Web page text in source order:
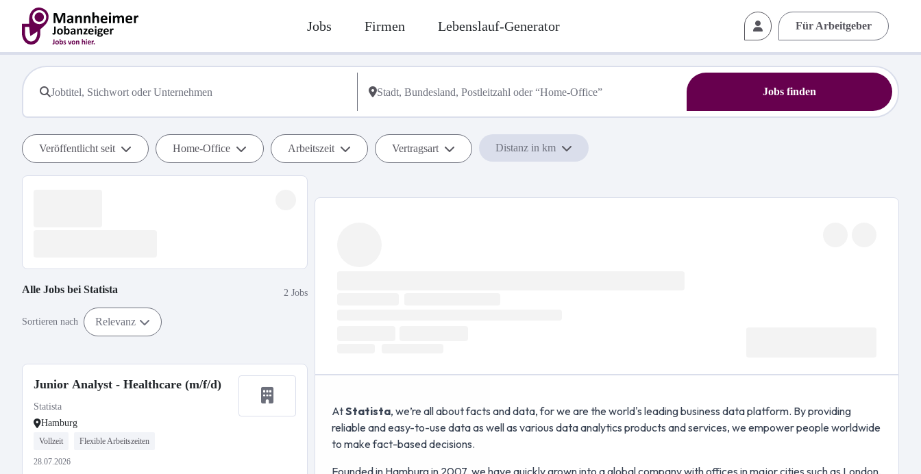
Jobs Firmen Lebenslauf-Generator Für Arbeitgeber
Jobs finden
Veröffentlicht seit Home-Office Arbeitszeit Vertragsart Distanz in km
Alle Jobs bei Statista 2 Jobs
Sortieren nach Relevanz
Junior Analyst - Healthcare (m/f/d)
Statista
Hamburg
Vollzeit Flexible Arbeitszeiten
28.07.2026